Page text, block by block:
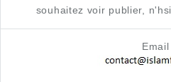
souhaitez voir publier,
Email